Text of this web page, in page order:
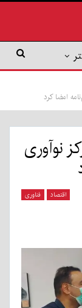
امضا کرد
نوآوری
اقتصاد فناوری